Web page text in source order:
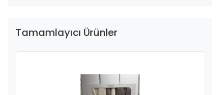
Tamamlayıcı Ürünler